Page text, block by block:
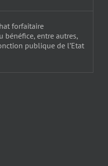
forfaitaire
bénéfice, entre autres,
publique de l’Etat